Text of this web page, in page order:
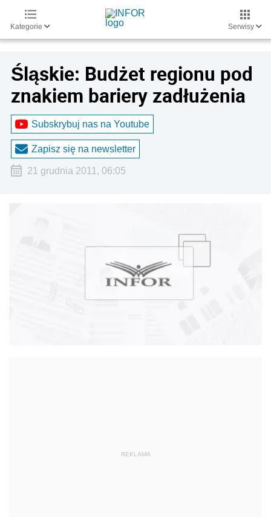
Kategorie Serwisy
Śląskie: Budżet regionu pod
znakiem bariery zadłużenia
Subskrybuj nas na Youtube
Zapisz się na newsletter
21 grudnia 2011, 06:05